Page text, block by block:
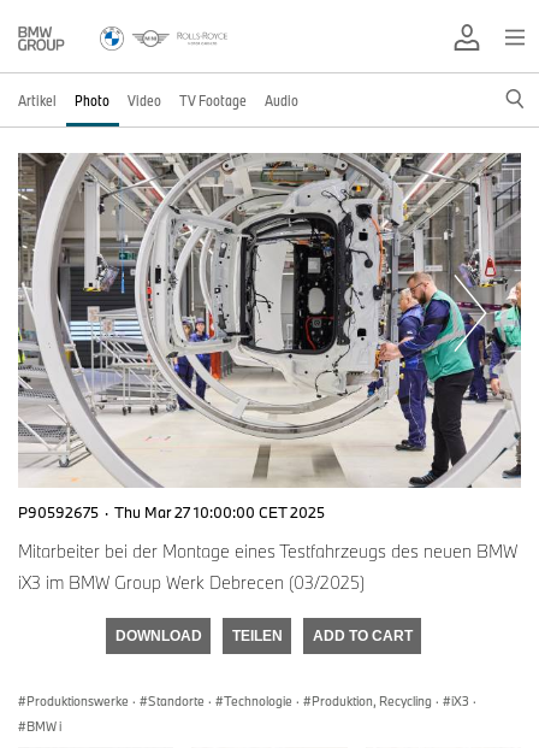
Artikel Photo Video TV Footage Audio
P90592675 · Thu Mar 27 10:00:00 CET 2025
Mitarbeiter bei der Montage eines Testfahrzeugs des neuen BMW
iX3 im BMW Group Werk Debrecen (03/2025)
DOWNLOAD TEILEN ADD TO CART
Produktionswerke · Standorte · Technologie · Produktion, Recycling · iX3 ·
BMW i